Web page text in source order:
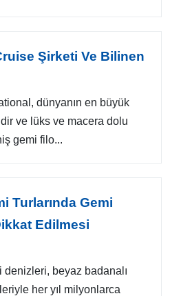
Şirketi Ve Bilinen
dünyanın en büyük
ve lüks ve macera dolu
gemi filo...
Turlarında Gemi
Edilmesi
denizleri, beyaz badanalı
her yıl milyonlarca